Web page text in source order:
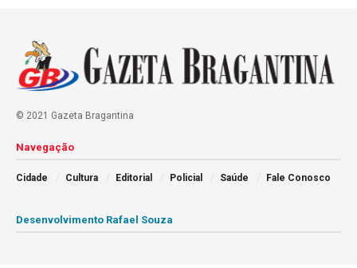
© 2021 Gazeta Bragantina
Navegação
Cidade Cultura Editorial Policial Saúde Fale Conosco
Desenvolvimento Rafael Souza